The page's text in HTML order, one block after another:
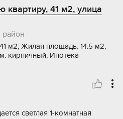
41 м2, улица
район
м2, Жилая площадь: 14.5 м2,
кирпичный, Ипотека
светлая 1-комнатная